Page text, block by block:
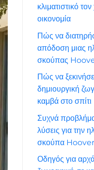
κλιματιστικό
οικονομία
Πώς να
απόδοση μιας
σκούπας
Πώς να
δημιουργική
καμβά στο σπίτι
Συχνά
λύσεις για την
σκούπα Hoover
Οδηγός για